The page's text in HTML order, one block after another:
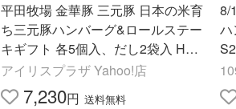
平田牧場 金華豚 三元豚 日本の米育
ち三元豚ハンバーグ&ロールステー
キギフト 各5個入、だし2袋入 HSF
19-9 株式会社平田牧場 (代引不可)
(TD)
アイリスプラザ Yahoo!店
7,230円 送料無料
8/
ハ